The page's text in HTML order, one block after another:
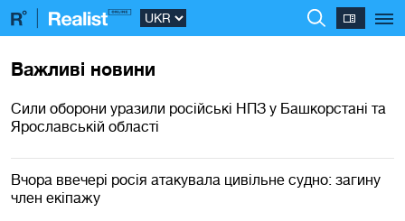
Важливі новини
Сили оборони уразили російські НПЗ у Башкорстані та
Ярославській області
Вчора ввечері росія атакувала цивільне судно: загину
член екіпажу